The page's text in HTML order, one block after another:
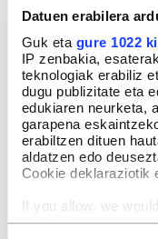
Datuen erabilera
Guk eta gure 1022
IP zenbakia,
teknologiak erabiliz
dugu publizitate eta
edukiaren neurketa,
garapena
erabiltzen dituen
aldatzen edo
Cookie deklaraziotik
If you allow, we
Collect